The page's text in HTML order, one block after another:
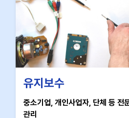
유지보수
중소기업, 개인사업자, 단체 등 전
관리